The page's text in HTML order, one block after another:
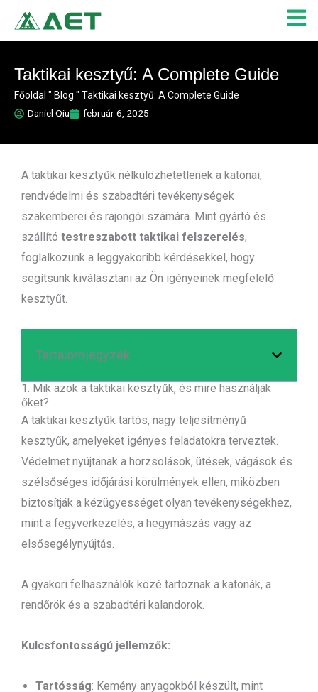
content
Taktikai kesztyű: A Complete Guide
Főoldal " Blog " Taktikai kesztyű: A Complete Guide
Daniel Qiu
február 6, 2025
A taktikai kesztyűk nélkülözhetetlenek a katonai,
rendvédelmi és szabadtéri tevékenységek
szakemberei és rajongói számára. Mint gyártó és
szállító testreszabott taktikai felszerelés,
foglalkozunk a leggyakoribb kérdésekkel, hogy
segítsünk kiválasztani az Ön igényeinek megfelelő
kesztyűt.
Tartalomjegyzék
1. Mik azok a taktikai kesztyűk, és mire használják
őket?
A taktikai kesztyűk tartós, nagy teljesítményű
kesztyűk, amelyeket igényes feladatokra terveztek.
Védelmet nyújtanak a horzsolások, ütések, vágások és
szélsőséges időjárási körülmények ellen, miközben
biztosítják a kézügyességet olyan tevékenységekhez,
mint a fegyverkezelés, a hegymászás vagy az
elsősegélynyújtás.
A gyakori felhasználók közé tartoznak a katonák, a
rendőrök és a szabadtéri kalandorok.
Kulcsfontosságú jellemzők:
Tartósság: Kemény anyagokból készült, mint